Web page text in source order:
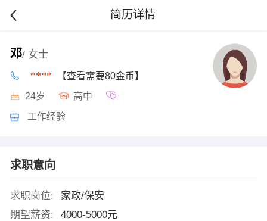
简历详情
邓/ 女士
**** 【查看需要80金币】
24岁 高中
工作经验
求职意向
求职岗位:
家政/保安
期望薪资:
4000-5000元